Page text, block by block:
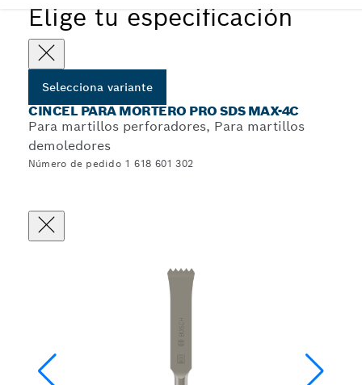
Elige tu especificación
Selecciona variante
CINCEL PARA MORTERO PRO SDS MAX-4C
Para martillos perforadores, Para martillos
demoledores
Número de pedido 1 618 601 302